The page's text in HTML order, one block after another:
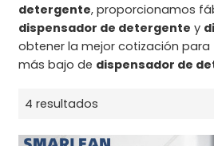
detergente, proporcionamos
dispensador de detergente y
obtener la mejor cotización para
más bajo de dispensador de
4 resultados